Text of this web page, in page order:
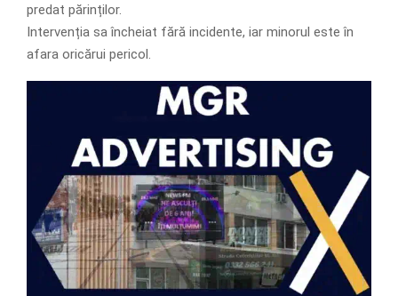
predat părinților.
Intervenția sa încheiat fără incidente, iar minorul este în
afara oricărui pericol.